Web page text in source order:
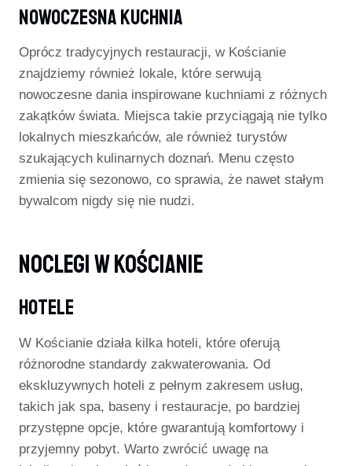
Nowoczesna Kuchnia
Oprócz tradycyjnych restauracji, w Kościanie
znajdziemy również lokale, które serwują
nowoczesne dania inspirowane kuchniami z różnych
zakątków świata. Miejsca takie przyciągają nie tylko
lokalnych mieszkańców, ale również turystów
szukających kulinarnych doznań. Menu często
zmienia się sezonowo, co sprawia, że nawet stałym
bywalcom nigdy się nie nudzi.
Noclegi W Kościanie
Hotele
W Kościanie działa kilka hoteli, które oferują
różnorodne standardy zakwaterowania. Od
ekskluzywnych hoteli z pełnym zakresem usług,
takich jak spa, baseny i restauracje, po bardziej
przystępne opcje, które gwarantują komfortowy i
przyjemny pobyt. Warto zwrócić uwagę na